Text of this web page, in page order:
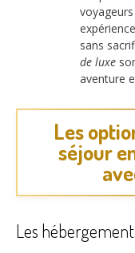
sans
de luxe
aventure
Les
séjour
Les